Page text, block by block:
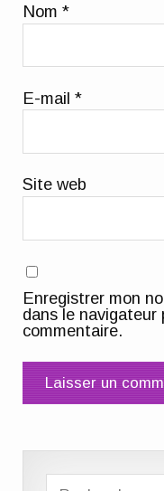
Nom*
E-mail*
Site web
Enregistrer mon
dans le navigateur
commentaire.